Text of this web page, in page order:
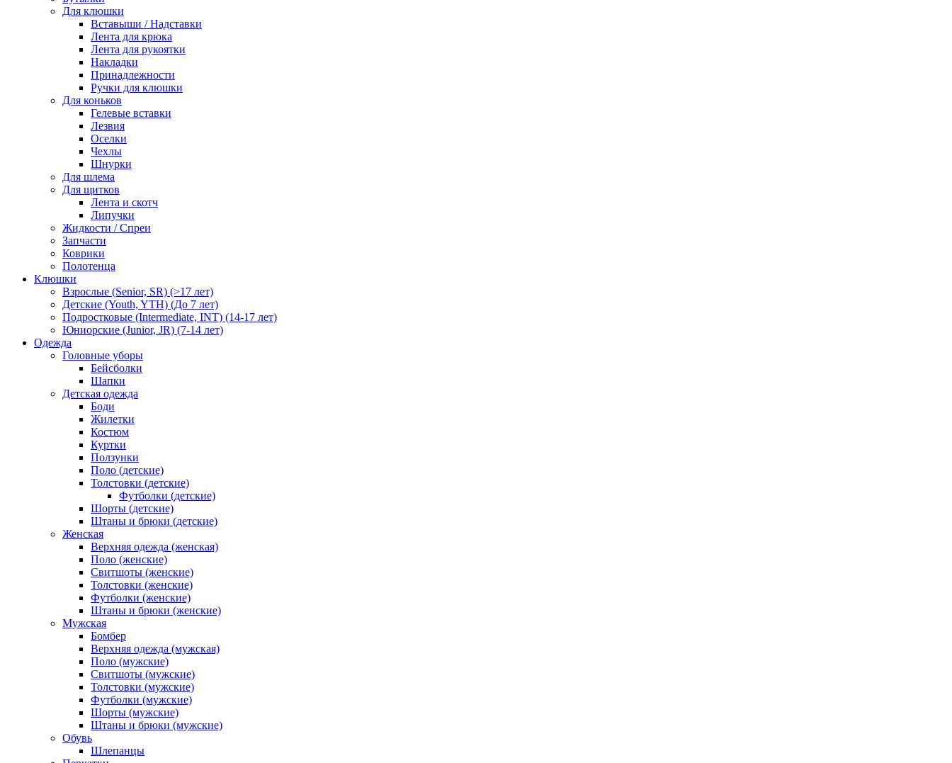
Для клюшки
Вставыши / Надставки
Лента для крюка
Лента для рукоятки
Накладки
Принадлежности
Ручки для клюшки
Для коньков
Гелевые вставки
Лезвия
Оселки
Чехлы
Шнурки
Для шлема
Для щитков
Лента и скотч
Липучки
Жидкости / Спреи
Запчасти
Коврики
Полотенца
Клюшки
Взрослые (Senior, SR) (>17 лет)
Детские (Youth, YTH) (До 7 лет)
Подростковые (Intermediate, INT) (14-17 лет)
Юниорские (Junior, JR) (7-14 лет)
Одежда
Головные уборы
Бейсболки
Шапки
Детская одежда
Боди
Жилетки
Костюм
Куртки
Ползунки
Поло (детские)
Толстовки (детские)
Футболки (детские)
Шорты (детские)
Штаны и брюки (детские)
Женская
Верхняя одежда (женская)
Поло (женские)
Свитшоты (женские)
Толстовки (женские)
Футболки (женские)
Штаны и брюки (женские)
Мужская
Бомбер
Верхняя одежда (мужская)
Поло (мужские)
Свитшоты (мужские)
Толстовки (мужские)
Футболки (мужские)
Шорты (мужские)
Штаны и брюки (мужские)
Обувь
Шлепанцы